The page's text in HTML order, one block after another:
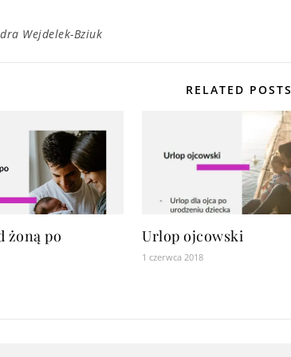
Wejdelek-Bziuk
RELATED POSTS
żoną po
Urlop ojcowski
1 czerwca 2018